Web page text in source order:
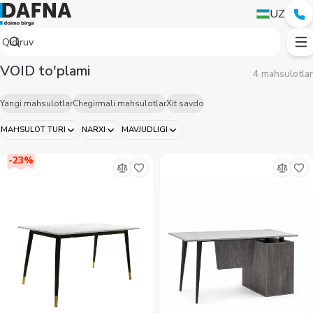
UZ
MAHSULOT TURI NARXI MAVJUDLIGI
VOID to'plami 4 mahsulotlar
Yangi mahsulotlarChegirmali mahsulotlarXit savdo
-23%